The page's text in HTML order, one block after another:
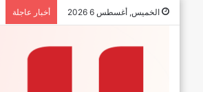
الخميس, أغسطس 6 2026 أخبار عاجلة